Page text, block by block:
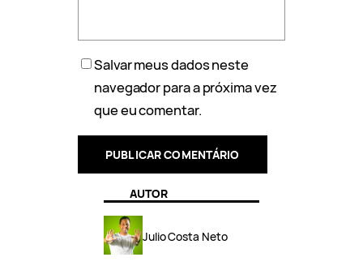
Salvar meus dados neste
navegador para a próxima vez
que eu comentar.
AUTOR
Julio Costa Neto